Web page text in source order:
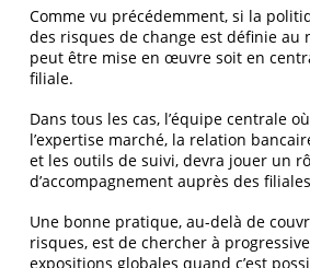
Comme vu précédemment, si la
des risques de change est définie au
peut être mise en œuvre soit en
filiale.
Dans tous les cas, l’équipe centrale
l’expertise marché, la relation
et les outils de suivi, devra jouer un
d’accompagnement auprès des
Une bonne pratique, au-delà de
risques, est de chercher à
expositions globales quand c’est